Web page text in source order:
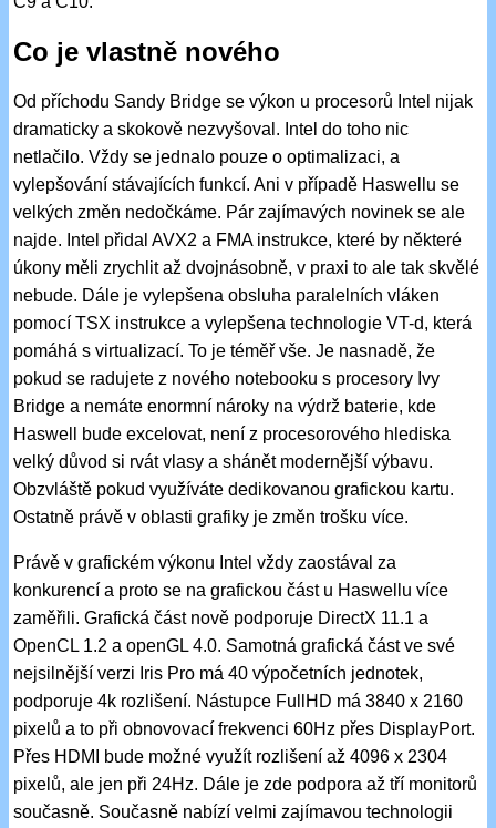
Co je vlastně nového
Od příchodu Sandy Bridge se výkon u procesorů Intel nijak
dramaticky a skokově nezvyšoval. Intel do toho nic
netlačilo. Vždy se jednalo pouze o optimalizaci, a
vylepšování stávajících funkcí. Ani v případě Haswellu se
velkých změn nedočkáme. Pár zajímavých novinek se ale
najde. Intel přidal AVX2 a FMA instrukce, které by některé
úkony měli zrychlit až dvojnásobně, v praxi to ale tak skvělé
nebude. Dále je vylepšena obsluha paralelních vláken
pomocí TSX instrukce a vylepšena technologie VT-d, která
pomáhá s virtualizací. To je téměř vše. Je nasnadě, že
pokud se radujete z nového notebooku s procesory Ivy
Bridge a nemáte enormní nároky na výdrž baterie, kde
Haswell bude excelovat, není z procesorového hlediska
velký důvod si rvát vlasy a shánět modernější výbavu.
Obzvláště pokud využíváte dedikovanou grafickou kartu.
Ostatně právě v oblasti grafiky je změn trošku více.
Právě v grafickém výkonu Intel vždy zaostával za
konkurencí a proto se na grafickou část u Haswellu více
zaměřili. Grafická část nově podporuje DirectX 11.1 a
OpenCL 1.2 a openGL 4.0. Samotná grafická část ve své
nejsilnější verzi Iris Pro má 40 výpočetních jednotek,
podporuje 4k rozlišení. Nástupce FullHD má 3840 x 2160
pixelů a to při obnovovací frekvenci 60Hz přes DisplayPort.
Přes HDMI bude možné využít rozlišení až 4096 x 2304
pixelů, ale jen při 24Hz. Dále je zde podpora až tří monitorů
současně. Současně nabízí velmi zajímavou technologii